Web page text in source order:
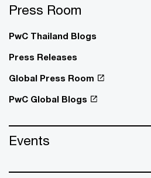
Press Room
PwC Thailand Blogs
Press Releases
Global Press Room
PwC Global Blogs
Events